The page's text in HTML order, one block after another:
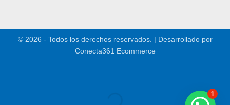
© 2026 - Todos los derechos reservados. | Desarrollado por
Conecta361 Ecommerce
1